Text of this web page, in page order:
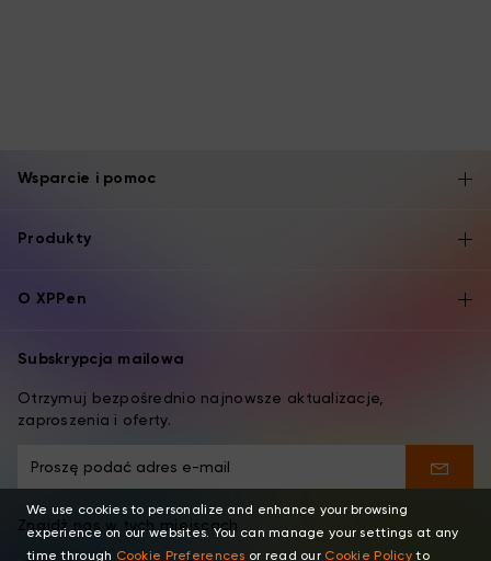
Wsparcie i pomoc
Produkty
O XPPen
Subskrypcja mailowa
Otrzymuj bezpośrednio najnowsze aktualizacje,
zaproszenia i oferty.
Znajdź nas w tych miejscach
We use cookies to personalize and enhance your browsing
experience on our websites. You can manage your settings at any
time through Cookie Preferences or read our Cookie Policyto